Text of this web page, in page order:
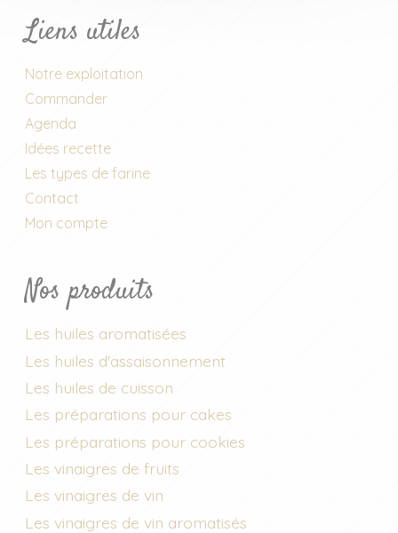
Liens utiles
Notre exploitation
Commander
Agenda
Idées recette
Les types de farine
Contact
Mon compte
Nos produits
Les huiles aromatisées
Les huiles d'assaisonnement
Les huiles de cuisson
Les préparations pour cakes
Les préparations pour cookies
Les vinaigres de fruits
Les vinaigres de vin
Les vinaigres de vin aromatisés